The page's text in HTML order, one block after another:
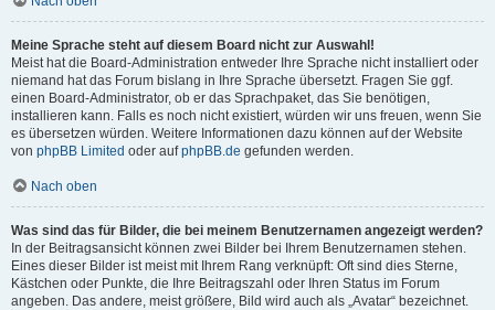
Meine Sprache steht auf diesem Board nicht zur Auswahl!
Meist hat die Board-Administration entweder Ihre Sprache nicht installiert oder
niemand hat das Forum bislang in Ihre Sprache übersetzt. Fragen Sie ggf.
einen Board-Administrator, ob er das Sprachpaket, das Sie benötigen,
installieren kann. Falls es noch nicht existiert, würden wir uns freuen, wenn Sie
es übersetzen würden. Weitere Informationen dazu können auf der Website
von phpBB Limited oder aufphpBB.de gefunden werden.
Nach oben
Was sind das für Bilder, die bei meinem Benutzernamen angezeigt werden?
In der Beitragsansicht können zwei Bilder bei Ihrem Benutzernamen stehen.
Eines dieser Bilder ist meist mit Ihrem Rang verknüpft: Oft sind dies Sterne,
Kästchen oder Punkte, die Ihre Beitragszahl oder Ihren Status im Forum
angeben. Das andere, meist größere, Bild wird auch als „Avatar“ bezeichnet.